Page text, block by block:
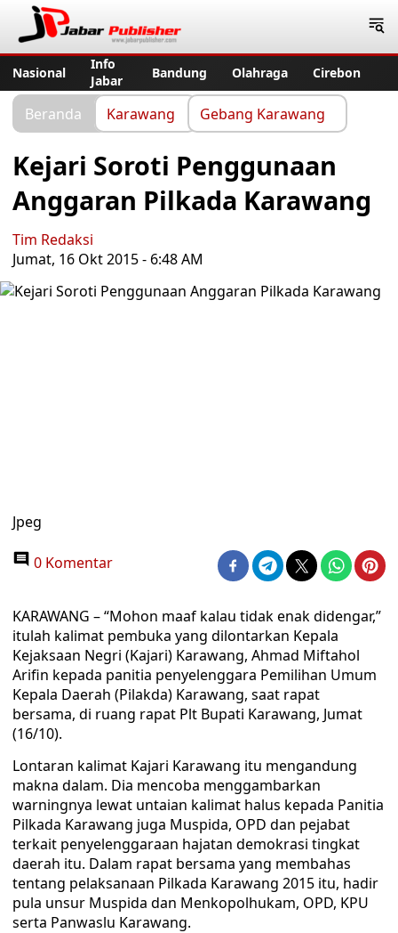
Nasional
Info
Jabar
Bandung Olahraga Cirebon
Beranda Karawang Gebang Karawang
Kejari Soroti Penggunaan
Anggaran Pilkada Karawang
Tim Redaksi
Jumat, 16 Okt 2015 - 6:48 AM
Jpeg
0 Komentar
KARAWANG – “Mohon maaf kalau tidak enak didengar,”
itulah kalimat pembuka yang dilontarkan Kepala
Kejaksaan Negri (Kajari) Karawang, Ahmad Miftahol
Arifin kepada panitia penyelenggara Pemilihan Umum
Kepala Daerah (Pilakda) Karawang, saat rapat
bersama, di ruang rapat Plt Bupati Karawang, Jumat
(16/10).
Lontaran kalimat Kajari Karawang itu mengandung
makna dalam. Dia mencoba menggambarkan
warningnya lewat untaian kalimat halus kepada Panitia
Pilkada Karawang juga Muspida, OPD dan pejabat
terkait penyelenggaraan hajatan demokrasi tingkat
daerah itu. Dalam rapat bersama yang membahas
tentang pelaksanaan Pilkada Karawang 2015 itu, hadir
pula unsur Muspida dan Menkopolhukam, OPD, KPU
serta Panwaslu Karawang.